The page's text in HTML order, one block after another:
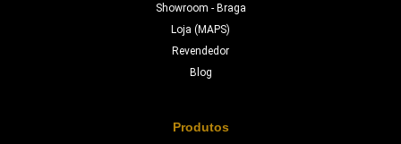
Showroom - Braga
Loja (MAPS)
Revendedor
Blog
Produtos